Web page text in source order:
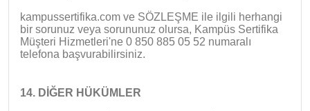
kampussertifika.com ve SÖZLEŞME ile ilgili herhangi
bir sorunuz veya sorununuz olursa, Kampüs Sertifika
Müşteri Hizmetleri'ne 0 850 885 05 52 numaralı
telefona başvurabilirsiniz.
14. DİĞER HÜKÜMLER